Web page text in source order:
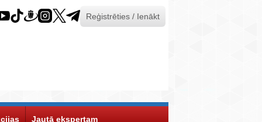
Reģistrēties / Ienākt
Jautā ekspertam